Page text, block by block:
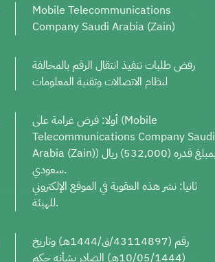
Mobile Telecommunications
Company Saudi Arabia (Zain)
رفض طلبات تنفيذ انتقال الرقم بالمخالفة
لنظام الاتصالات وتقنية المعلومات
أولا: فرض غرامة على (Mobile
Telecommunications Company Saudi
Arabia (Zain)) بمبلغ قدره (532,000) ريال
سعودي.
ثانيا: نشر هذه العقوبة في الموقع الإلكتروني
للهيئة.
رقم (43114897/ق/1444هـ) وتاريخ
(10/05/1444هـ) الصادر بشأنه حكم